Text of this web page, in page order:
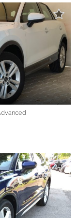
• Cerchi in lega •
elettronico
• Fari LED •
elettronico •
di luce • Sensore
• Sensori di
laterali elettrici
• Touch
• Volante
• Barre sul tetto
in lega • cerchi per
• Controllo
Cruise Control •
assistita •
ASSIST •
di luce • Sensore